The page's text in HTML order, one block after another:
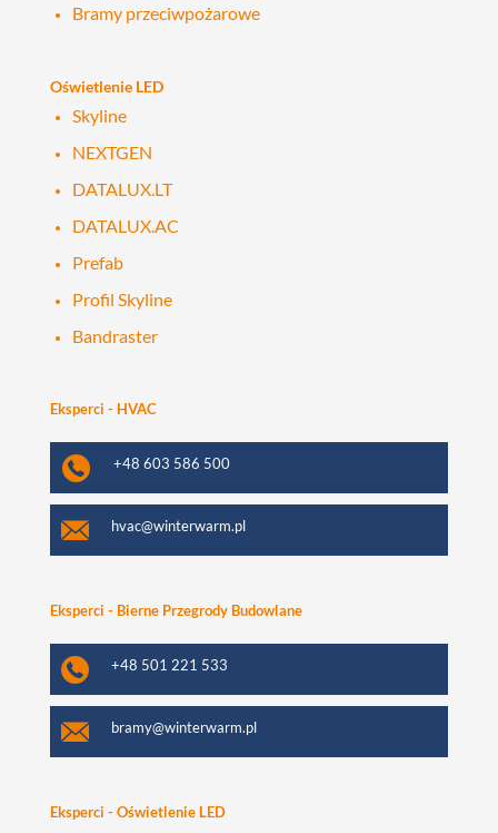
Bramy przeciwpożarowe
Oświetlenie LED
Skyline
NEXTGEN
DATALUX.LT
DATALUX.AC
Prefab
Profil Skyline
Bandraster
Eksperci - HVAC
+48 603 586 500
hvac@winterwarm.pl
Eksperci - Bierne Przegrody Budowlane
+48 501 221 533
bramy@winterwarm.pl
Eksperci - Oświetlenie LED